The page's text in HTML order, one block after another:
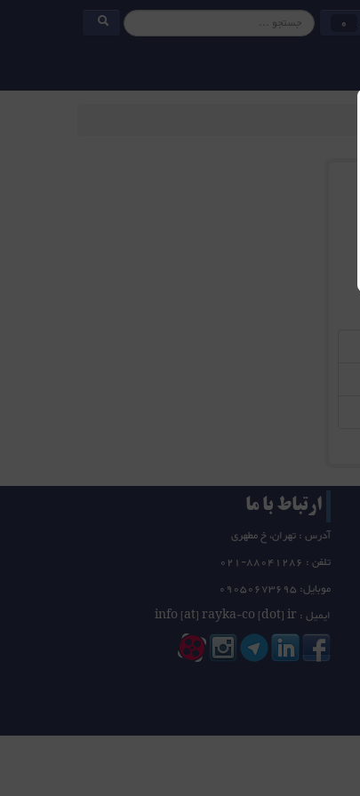
0
ارتباط با ما
آدرس : تهران، خ مطهری
تلفن : 21-88041286
0
موبایل: 09050673695
ایمیل : info [at] rayka-co [dot] ir